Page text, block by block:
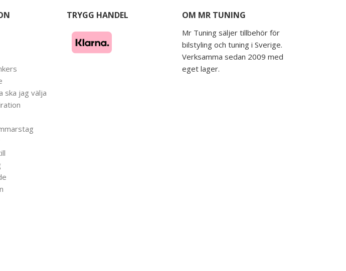
ska jag välja
TRYGG HANDEL OM MR TUNING
Mr Tuning säljer tillbehör för
bilstyling och tuning i Sverige.
Verksamma sedan 2009 med
eget lager.